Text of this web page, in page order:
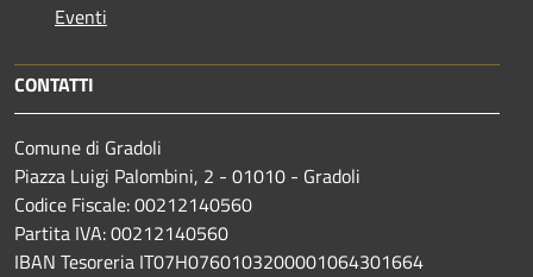
Eventi
CONTATTI
Comune di Gradoli
Piazza Luigi Palombini, 2 - 01010 - Gradoli
Codice Fiscale: 00212140560
Partita IVA: 00212140560
IBAN Tesoreria IT07H0760103200001064301664